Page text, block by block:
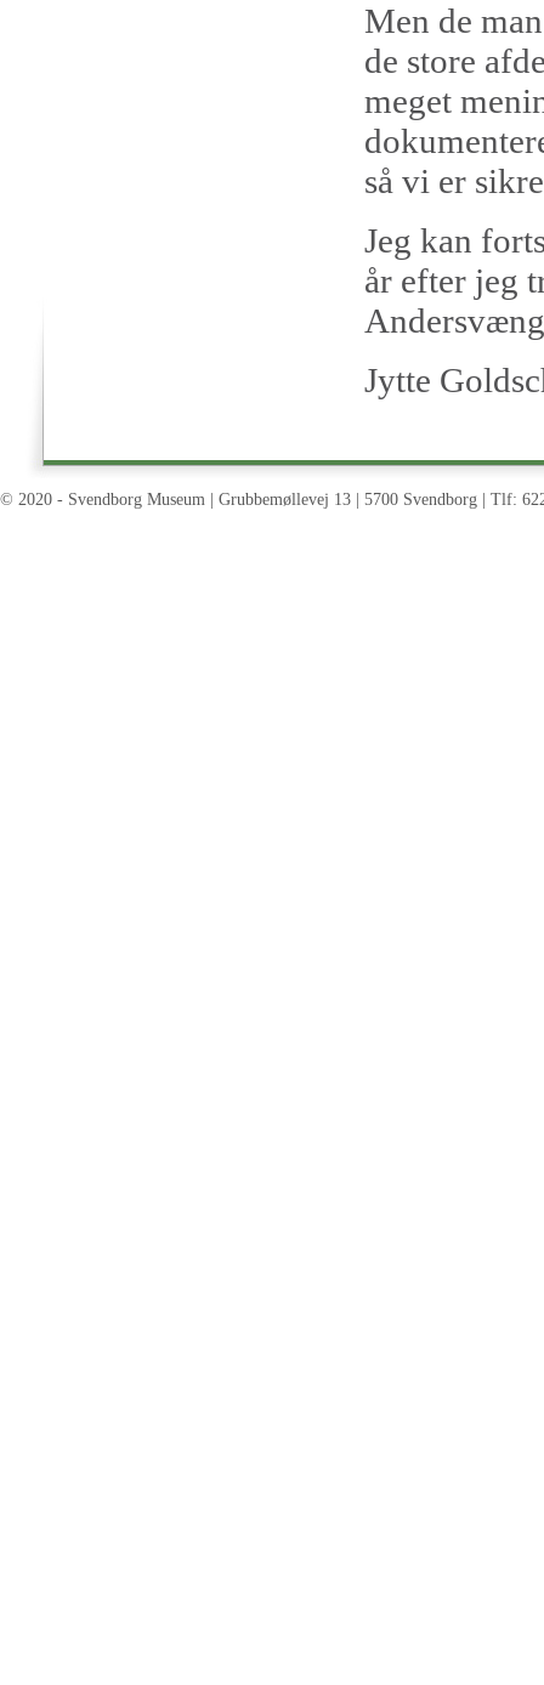
Men de
de store
meget
så vi er
Jeg kan
år efter jeg
Jytte
© 2020 - Svendborg Museum | Grubbemøllevej 13 | 5700 Svendborg | Tlf: